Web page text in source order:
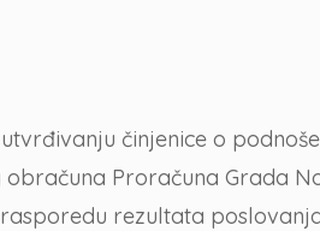
činjenice o
Proračuna Grada
rezultata poslovanja